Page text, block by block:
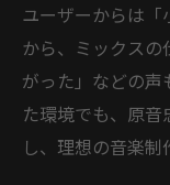
ユーザーからは
から、ミックス
がった」などの
た環境でも、原
し、理想の音楽制